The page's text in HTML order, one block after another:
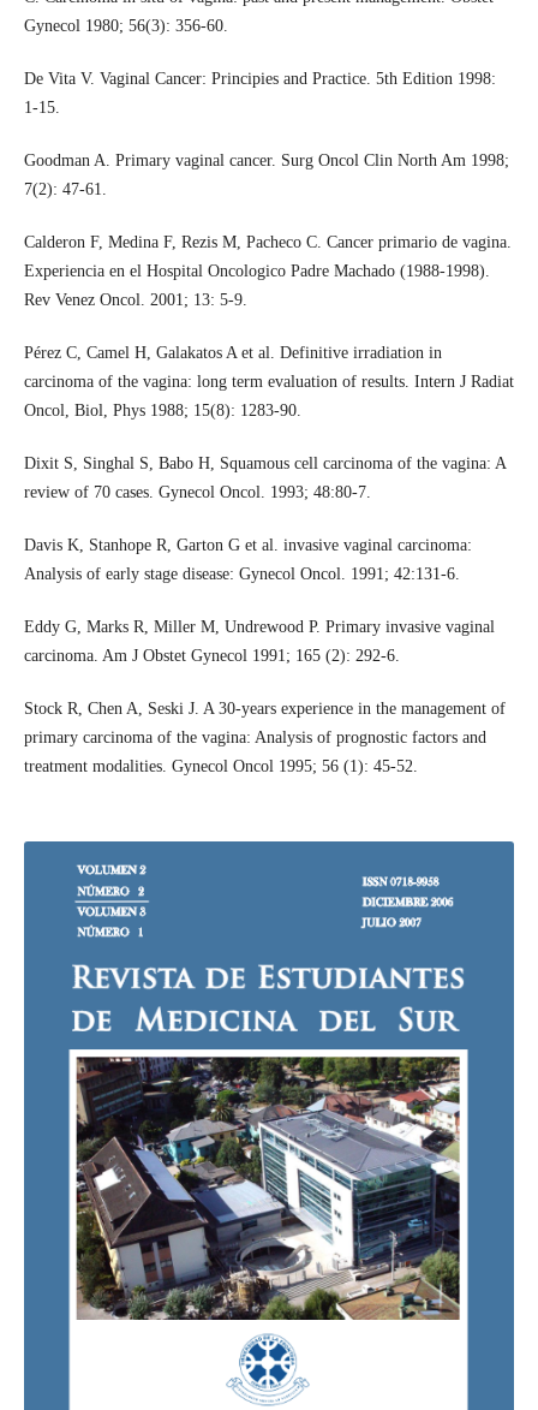
Gynecol 1980; 56(3): 356-60.
De Vita V. Vaginal Cancer: Principies and Practice. 5th Edition 1998:
1-15.
Goodman A. Primary vaginal cancer. Surg Oncol Clin North Am 1998;
7(2): 47-61.
Calderon F, Medina F, Rezis M, Pacheco C. Cancer primario de vagina.
Experiencia en el Hospital Oncologico Padre Machado (1988-1998).
Rev Venez Oncol. 2001; 13: 5-9.
Pérez C, Camel H, Galakatos A et al. Definitive irradiation in
carcinoma of the vagina: long term evaluation of results. Intern J Radiat
Oncol, Biol, Phys 1988; 15(8): 1283-90.
Dixit S, Singhal S, Babo H, Squamous cell carcinoma of the vagina: A
review of 70 cases. Gynecol Oncol. 1993; 48:80-7.
Davis K, Stanhope R, Garton G et al. invasive vaginal carcinoma:
Analysis of early stage disease: Gynecol Oncol. 1991; 42:131-6.
Eddy G, Marks R, Miller M, Undrewood P. Primary invasive vaginal
carcinoma. Am J Obstet Gynecol 1991; 165 (2): 292-6.
Stock R, Chen A, Seski J. A 30-years experience in the management of
primary carcinoma of the vagina: Analysis of prognostic factors and
treatment modalities. Gynecol Oncol 1995; 56 (1): 45-52.